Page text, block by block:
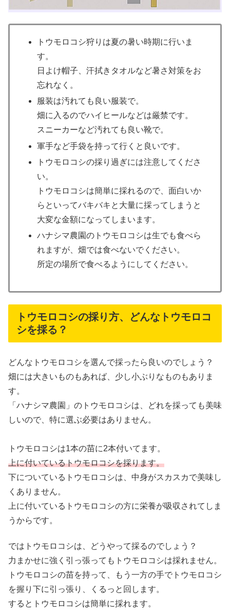
トウモロコシ狩りは夏の暑い時期に行いま
す。
日よけ帽子、汗拭きタオルなど暑さ対策をお
忘れなく。
服装は汚れても良い服装で。
畑に入るのでハイヒールなどは厳禁です。
スニーカーなど汚れても良い靴で。
軍手など手袋を持って行くと良いです。
トウモロコシの採り過ぎには注意してくださ
い。
トウモロコシは簡単に採れるので、面白いか
らといってバキバキと大量に採ってしまうと
大変な金額になってしまいます。
ハナシマ農園のトウモロコシは生でも食べら
れますが、畑では食べないでください。
所定の場所で食べるようにしてください。
トウモロコシの採り方、どんなトウモロコ
シを採る？
どんなトウモロコシを選んで採ったら良いのでしょう？
畑には大きいものもあれば、少し小ぶりなものもありま
す。
「ハナシマ農園」のトウモロコシは、どれを採っても美味
しいので、特に選ぶ必要はありません。
トウモロコシは1本の苗に2本付いてます。
上に付いているトウモロコシを採ります。
下についているトウモロコシは、中身がスカスカで美味し
くありません。
上に付いているトウモロコシの方に栄養が吸収されてしま
うからです。
ではトウモロコシは、どうやって採るのでしょう？
力まかせに強く引っ張ってもトウモロコシは採れません。
トウモロコシの苗を持って、もう一方の手でトウモロコシ
を握り下に引っ張り、くるっと回します。
するとトウモロコシは簡単に採れます。